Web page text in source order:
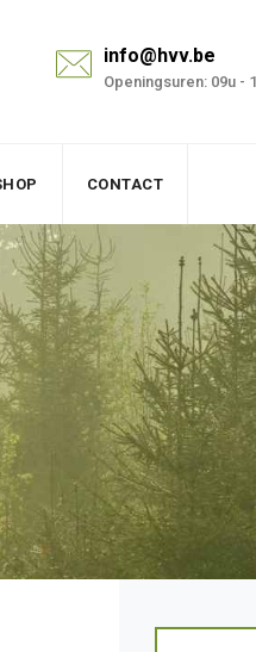
info@hvv.be
Openingsuren: 09u -
CONTACT